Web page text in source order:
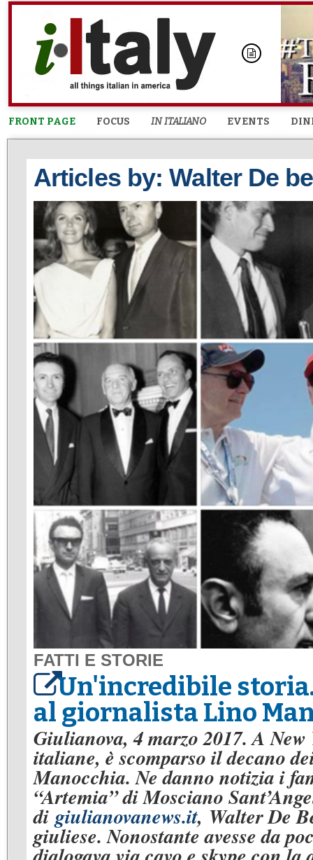
FRONT PAGE FOCUS IN ITALIANO EVENTS
Articles by: Walter De
FATTI E STORIE
Un'incredibile
al giornalista Lino
Giulianova, 4 marzo 2017. A
italiane, è scomparso il decano
Manocchia. Ne danno notizia i
“Artemia” di Mosciano
digiulianovanews.it, Walter De
giuliese. Nonostante avesse da